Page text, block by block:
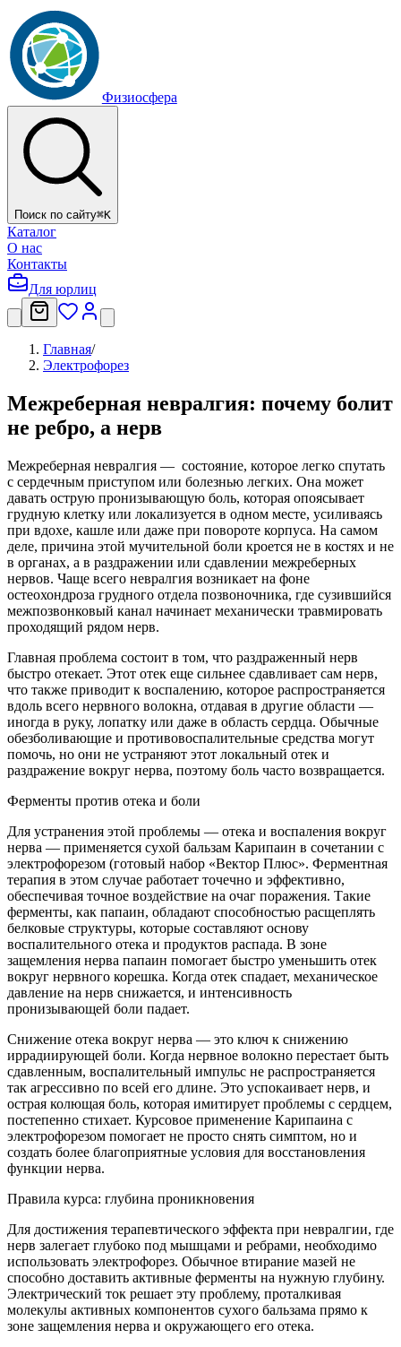
Физиосфера
Поиск по сайту⌘K
Каталог
О нас
Контакты
Для юрлиц
Главная/
Электрофорез
Межреберная невралгия: почему болит
не ребро, а нерв
Межреберная невралгия — состояние, которое легко спутать
с сердечным приступом или болезнью легких. Она может
давать острую пронизывающую боль, которая опоясывает
грудную клетку или локализуется в одном месте, усиливаясь
при вдохе, кашле или даже при повороте корпуса. На самом
деле, причина этой мучительной боли кроется не в костях и не
в органах, а в раздражении или сдавлении межреберных
нервов. Чаще всего невралгия возникает на фоне
остеохондроза грудного отдела позвоночника, где сузившийся
межпозвонковый канал начинает механически травмировать
проходящий рядом нерв.
Главная проблема состоит в том, что раздраженный нерв
быстро отекает. Этот отек еще сильнее сдавливает сам нерв,
что также приводит к воспалению, которое распространяется
вдоль всего нервного волокна, отдавая в другие области —
иногда в руку, лопатку или даже в область сердца. Обычные
обезболивающие и противовоспалительные средства могут
помочь, но они не устраняют этот локальный отек и
раздражение вокруг нерва, поэтому боль часто возвращается.
Ферменты против отека и боли
Для устранения этой проблемы — отека и воспаления вокруг
нерва — применяется сухой бальзам Карипаин в сочетании с
электрофорезом (готовый набор «Вектор Плюс». Ферментная
терапия в этом случае работает точечно и эффективно,
обеспечивая точное воздействие на очаг поражения. Такие
ферменты, как папаин, обладают способностью расщеплять
белковые структуры, которые составляют основу
воспалительного отека и продуктов распада. В зоне
защемления нерва папаин помогает быстро уменьшить отек
вокруг нервного корешка. Когда отек спадает, механическое
давление на нерв снижается, и интенсивность
пронизывающей боли падает.
Снижение отека вокруг нерва — это ключ к снижению
иррадиирующей боли. Когда нервное волокно перестает быть
сдавленным, воспалительный импульс не распространяется
так агрессивно по всей его длине. Это успокаивает нерв, и
острая колющая боль, которая имитирует проблемы с сердцем,
постепенно стихает. Курсовое применение Карипаина с
электрофорезом помогает не просто снять симптом, но и
создать более благоприятные условия для восстановления
функции нерва.
Правила курса: глубина проникновения
Для достижения терапевтического эффекта при невралгии, где
нерв залегает глубоко под мышцами и ребрами, необходимо
использовать электрофорез. Обычное втирание мазей не
способно доставить активные ферменты на нужную глубину.
Электрический ток решает эту проблему, проталкивая
молекулы активных компонентов сухого бальзама прямо к
зоне защемления нерва и окружающего его отека.